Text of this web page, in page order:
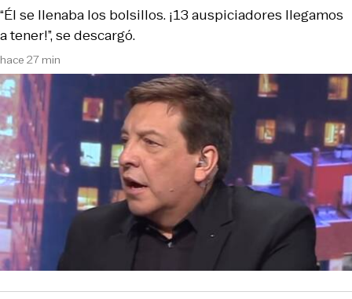
hace 27 min
“Él se llenaba los bolsillos. ¡13 auspiciadores llegamos
a tener!”, se descargó.